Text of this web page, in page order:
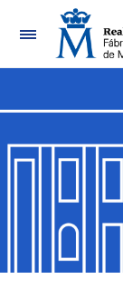
Show/Hide
Show/Hide
Show/Hide